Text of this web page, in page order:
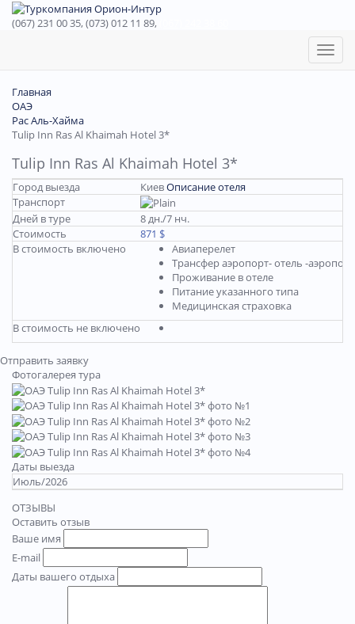
(067) 231 00 35, (073) 012 11 89,
Toggle
Главная
ОАЭ
Рас Аль-Хайма
Tulip Inn Ras Al Khaimah Hotel 3*
Tulip Inn Ras Al Khaimah Hotel 3*
Город выезда КиевОписание отеля
Транспорт
Дней в туре
8 дн./7 нч.
Стоимость
871 $
В стоимость включено
Авиаперелет
Трансфер аэропорт- отель -аэропорт
Проживание в отеле
Питание указанного типа
Медицинская страховка
В стоимость не включено
Отправить заявку
Фотогалерея тура
Даты выезда
Июль/2026
ОТЗЫВЫ
Оставить отзыв
Ваше имя
E-mail
Даты вашего отдыха